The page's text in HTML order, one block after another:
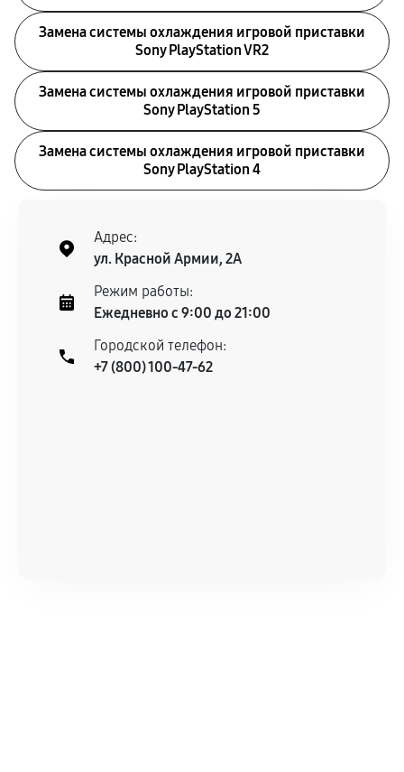
Замена системы охлаждения игровой приставки
Sony PlayStation VR2
Замена системы охлаждения игровой приставки
Sony PlayStation 5
Замена системы охлаждения игровой приставки
Sony PlayStation 4
Адрес:
ул. Красной Армии, 2А
Режим работы:
Ежедневно с 9:00 до 21:00
Городской телефон:
+7 (800) 100-47-62